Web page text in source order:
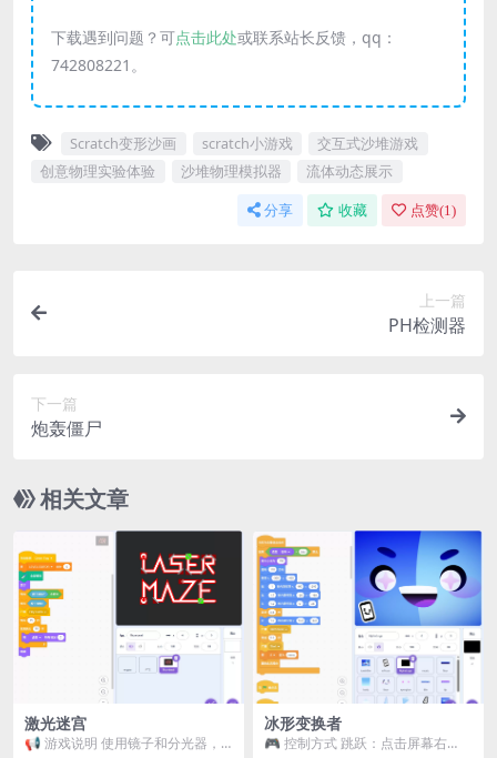
下载遇到问题？可点击此处或联系站长反馈，qq：
742808221。
Scratch变形沙画 scratch小游戏
交互式沙堆游戏
创意物理实验体验
沙堆物理模拟器 流体动态展示
分享 收藏 点赞(1 )
上一篇
PH检测器
下一篇
炮轰僵尸
相关文章
激光迷宫
📢 游戏说明 使用镜子和分光器，
冰形变换者
🎮 控制方式 跳跃：点击屏幕右